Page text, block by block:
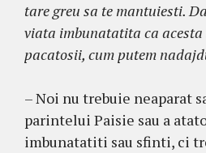
tare greu sa te mantuiesti.
viata imbunatatita ca acesta
pacatosii, cum putem
– Noi nu trebuie neaparat
parintelui Paisie sau a
imbunatatiti sau sfinti, ci